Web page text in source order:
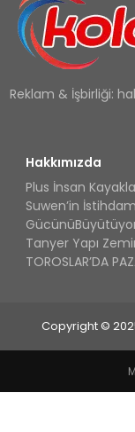
Reklam & İşbirliği:
Hakkımızda
Plus İnsan
Suwen’in
Tanyer Yapı
TOROSLAR’DA
Copyright © 2025